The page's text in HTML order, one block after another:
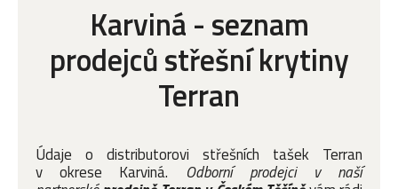
Karviná - seznam
prodejců střešní krytiny
Terran
Údaje o distributorovi střešních tašek Terran
v okrese Karviná. Odborní prodejci v naší